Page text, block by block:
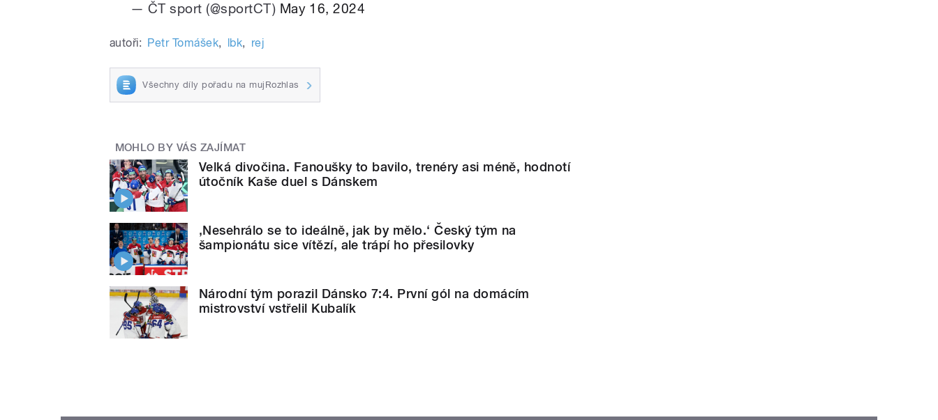
— ČT sport (@sportCT) May 16, 2024
autoři: Petr Tomášek, lbk, rej
Všechny díly pořadu na mujRozhlas
MOHLO BY VÁS ZAJÍMAT
Velká divočina. Fanoušky to bavilo, trenéry asi méně, hodnotí
útočník Kaše duel s Dánskem
‚Nesehrálo se to ideálně, jak by mělo.‘ Český tým na
šampionátu sice vítězí, ale trápí ho přesilovky
Národní tým porazil Dánsko 7:4. První gól na domácím
mistrovství vstřelil Kubalík